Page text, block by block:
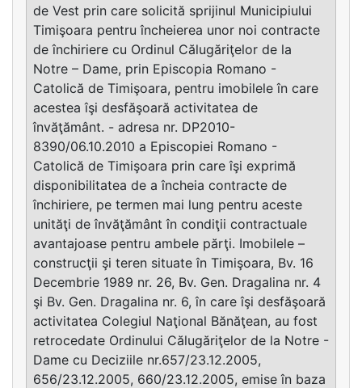
de Vest prin care solicită sprijinul Municipiului
Timişoara pentru încheierea unor noi contracte
de închiriere cu Ordinul Călugăriţelor de la
Notre – Dame, prin Episcopia Romano -
Catolică de Timişoara, pentru imobilele în care
acestea îşi desfăşoară activitatea de
învăţământ. - adresa nr. DP2010-
8390/06.10.2010 a Episcopiei Romano -
Catolică de Timişoara prin care îşi exprimă
disponibilitatea de a încheia contracte de
închiriere, pe termen mai lung pentru aceste
unităţi de învăţământ în condiţii contractuale
avantajoase pentru ambele părţi. Imobilele –
construcţii şi teren situate în Timişoara, Bv. 16
Decembrie 1989 nr. 26, Bv. Gen. Dragalina nr. 4
şi Bv. Gen. Dragalina nr. 6, în care îşi desfăşoară
activitatea Colegiul Naţional Bănăţean, au fost
retrocedate Ordinului Călugăriţelor de la Notre -
Dame cu Deciziile nr.657/23.12.2005,
656/23.12.2005, 660/23.12.2005, emise în baza